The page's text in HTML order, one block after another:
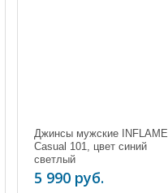
Джинсы мужские INFLAME
Casual 101, цвет синий
светлый
5 990 руб.